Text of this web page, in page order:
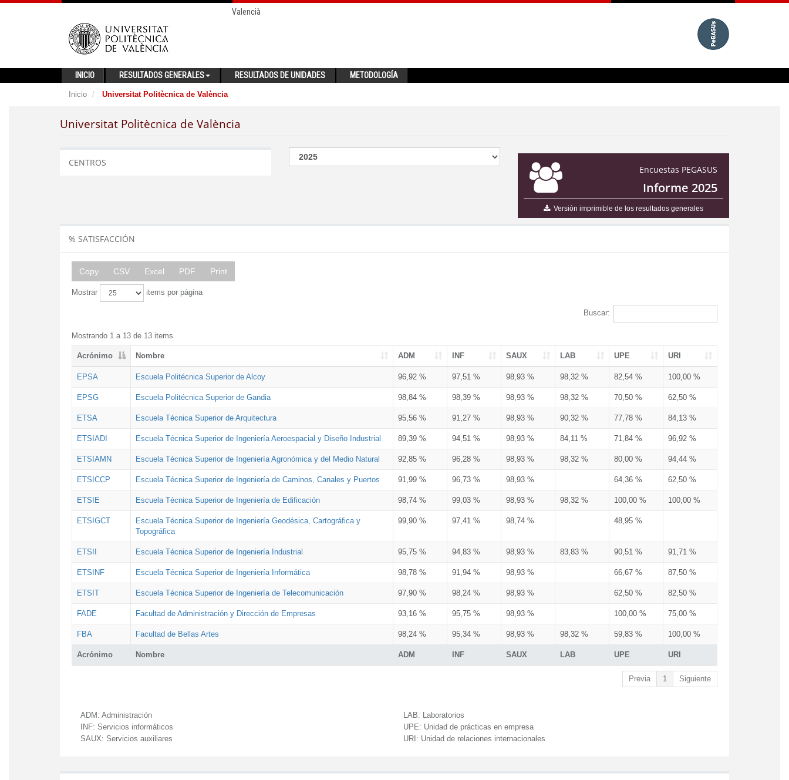
Valencià
INICIO RESULTADOS GENERALES RESULTADOS DE UNIDADES METODOLOGÍA
Inicio Universitat Politècnica de València
Universitat Politècnica de València
Encuestas PEGASUS
Informe 2025
Versión imprimible de los resultados generales
CENTROS
% SATISFACCIÓN
Copy CSV Excel PDF Print
Mostrar items por página
Buscar:
Mostrando 1 a 13 de 13 items
Acrónimo Nombre ADM INF SAUX LAB UPE URI
Acrónimo Nombre ADM INF SAUX LAB UPE URI
EPSA Escuela Politécnica Superior de Alcoy 96,92 % 97,51 % 98,93 % 98,32 % 82,54 % 100,00 %
EPSG Escuela Politécnica Superior de Gandia 98,84 % 98,39 % 98,93 % 98,32 % 70,50 % 62,50 %
ETSA Escuela Técnica Superior de Arquitectura 95,56 % 91,27 % 98,93 % 90,32 % 77,78 % 84,13 %
ETSIADI Escuela Técnica Superior de Ingeniería Aeroespacial y Diseño Industrial 89,39 % 94,51 % 98,93 % 84,11 % 71,84 % 96,92 %
ETSIAMN Escuela Técnica Superior de Ingeniería Agronómica y del Medio Natural 92,85 % 96,28 % 98,93 % 98,32 % 80,00 % 94,44 %
ETSICCP Escuela Técnica Superior de Ingeniería de Caminos, Canales y Puertos 91,99 % 96,73 % 98,93 % 64,36 % 62,50 %
ETSIE Escuela Técnica Superior de Ingeniería de Edificación 98,74 % 99,03 % 98,93 % 98,32 % 100,00 % 100,00 %
ETSIGCT
Escuela Técnica Superior de Ingeniería Geodésica, Cartográfica y
Topográfica
99,90 % 97,41 % 98,74 % 48,95 %
ETSII Escuela Técnica Superior de Ingeniería Industrial 95,75 % 94,83 % 98,93 % 83,83 % 90,51 % 91,71 %
ETSINF Escuela Técnica Superior de Ingeniería Informática 98,78 % 91,94 % 98,93 % 66,67 % 87,50 %
ETSIT Escuela Técnica Superior de Ingeniería de Telecomunicación 97,90 % 98,24 % 98,93 % 62,50 % 82,50 %
FADE Facultad de Administración y Dirección de Empresas 93,16 % 95,75 % 98,93 % 100,00 % 75,00 %
FBA Facultad de Bellas Artes 98,24 % 95,34 % 98,93 % 98,32 % 59,83 % 100,00 %
Previa 1 Siguiente
ADM: Administración
INF: Servicios informáticos
SAUX: Servicios auxiliares
LAB: Laboratorios
UPE: Unidad de prácticas en empresa
URI: Unidad de relaciones internacionales